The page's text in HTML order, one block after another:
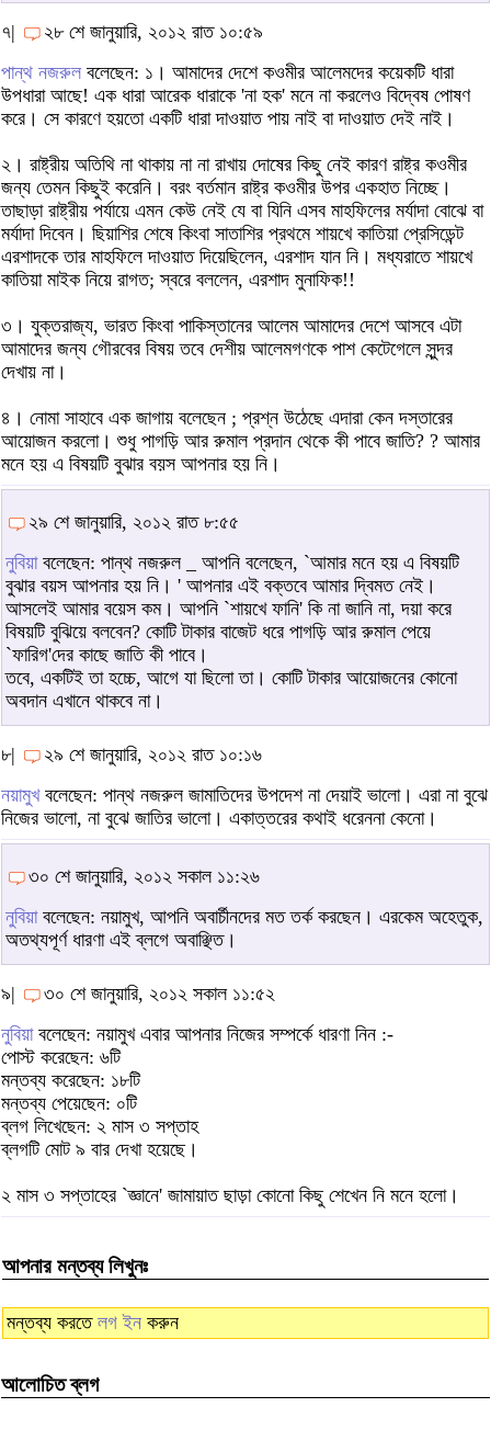
৭|
২৮ শে জানুয়ারি, ২০১২ রাত ১০:৫৯
পান্থ নজরুল বলেছেন: ১। আমাদের দেশে কওমীর আলেমদের কয়েকটি ধারা
উপধারা আছে! এক ধারা আরেক ধারাকে 'না হক' মনে না করলেও বিদ্বেষ পোষণ
করে। সে কারণে হয়তো একটি ধারা দাওয়াত পায় নাই বা দাওয়াত দেই নাই।
২। রাষ্ট্রীয় অতিথি না থাকায় না না রাখায় দোষের কিছু নেই কারণ রাষ্ট্র কওমীর
জন্য তেমন কিছুই করেনি। বরং বর্তমান রাষ্ট্র কওমীর উপর একহাত নিচ্ছে।
তাছাড়া রাষ্ট্রীয় পর্যায়ে এমন কেউ নেই যে বা যিনি এসব মাহফিলের মর্যাদা বোঝে বা
মর্যাদা দিবেন। ছিয়াশির শেষে কিংবা সাতাশির প্রথমে শায়খে কাতিয়া প্রেসিডেন্ট
এরশাদকে তার মাহফিলে দাওয়াত দিয়েছিলেন, এরশাদ যান নি। মধ্যরাতে শায়খে
কাতিয়া মাইক নিয়ে রাগত; স্বরে বললেন, এরশাদ মুনাফিক!!
৩। যুক্তরাজ্য, ভারত কিংবা পাকিস্তানের আলেম আমাদের দেশে আসবে এটা
আমাদের জন্য গৌরবের বিষয় তবে দেশীয় আলেমগণকে পাশ কেটেগেলে সুন্দর
দেখায় না।
৪। নোমা সাহাবে এক জাগায় বলেছেন ; প্রশ্ন উঠেছে এদারা কেন দস্তারের
আয়োজন করলো। শুধু পাগড়ি আর রুমাল প্রদান থেকে কী পাবে জাতি? ? আমার
মনে হয় এ বিষয়টি বুঝার বয়স আপনার হয় নি।
২৯ শে জানুয়ারি, ২০১২ রাত ৮:৫৫
নুবিয়াবলেছেন: পান্থ নজরুল _ আপনি বলেছেন, `আমার মনে হয় এ বিষয়টি
বুঝার বয়স আপনার হয় নি। ' আপনার এই বক্তবে আমার দ্বিমত নেই।
আসলেই আমার বয়েস কম। আপনি `শায়খে ফানি' কি না জানি না, দয়া করে
বিষয়টি বুঝিয়ে বলবেন? কোটি টাকার বাজেট ধরে পাগড়ি আর রুমাল পেয়ে
`ফারিগ'দের কাছে জাতি কী পাবে।
তবে, একটিই তা হচ্চে, আগে যা ছিলো তা। কোটি টাকার আয়োজনের কোনো
অবদান এখানে থাকবে না।
৮|
২৯ শে জানুয়ারি, ২০১২ রাত ১০:১৬
নয়ামুখবলেছেন: পান্থ নজরুল জামাতিদের উপদেশ না দেয়াই ভালো। এরা না বুঝে
নিজের ভালো, না বুঝে জাতির ভালো। একাত্তরের কথাই ধরেননা কেনো।
৩০ শে জানুয়ারি, ২০১২ সকাল ১১:২৬
নুবিয়াবলেছেন: নয়ামুখ, আপনি অবার্চীনদের মত তর্ক করছেন। এরকেম অহেতুক,
অতথ্যপূর্ণ ধারণা এই ব্লগে অবাঞ্ছিত।
৯|
৩০ শে জানুয়ারি, ২০১২ সকাল ১১:৫২
নুবিয়াবলেছেন: নয়ামুখ এবার আপনার নিজের সম্পর্কে ধারণা নিন :-
পোস্ট করেছেন: ৬টি
মন্তব্য করেছেন: ১৮টি
মন্তব্য পেয়েছেন: ০টি
ব্লগ লিখেছেন: ২ মাস ৩ সপ্তাহ
ব্লগটি মোট ৯ বার দেখা হয়েছে।
২ মাস ৩ সপ্তাহের `জ্ঞানে' জামায়াত ছাড়া কোনো কিছু শেখেন নি মনে হলো।
আপনার মন্তব্য লিখুনঃ
মন্তব্য করতে লগ ইন করুন
আলোচিত ব্লগ